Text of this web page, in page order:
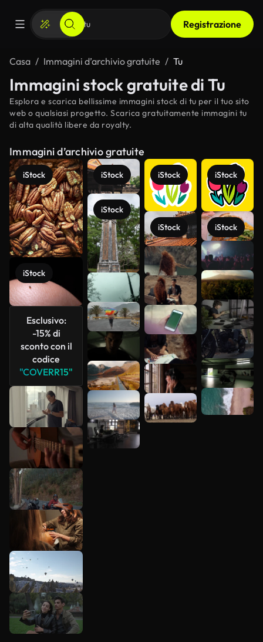
Registrazione
Casa Immagini d’archivio gratuite Tu
Immagini stock gratuite di Tu
Esplora e scarica bellissime immagini stock di tu per il tuo sito
web o qualsiasi progetto. Scarica gratuitamente immagini tu
di alta qualità libere da royalty.
Immagini d’archivio gratuite
iStock
iStock
Esclusivo:
-15% di
sconto con il
codice
"COVERR15"
iStock
iStock
iStock
iStock
iStock
iStock
Scopri di
più